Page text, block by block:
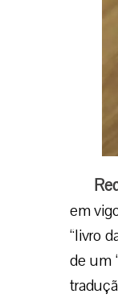
em
“livro
de um